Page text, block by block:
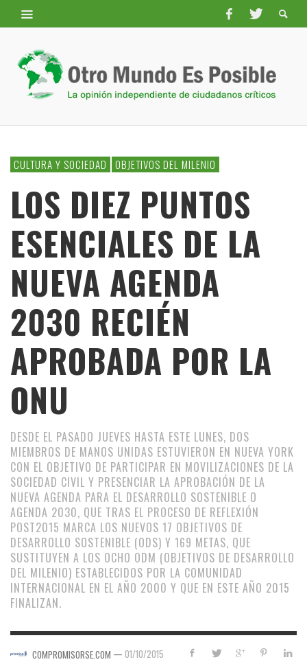
CULTURA Y SOCIEDAD OBJETIVOS DEL MILENIO
LOS DIEZ PUNTOS
ESENCIALES DE LA
NUEVA AGENDA
2030 RECIÉN
APROBADA POR LA
ONU
DESDE EL PASADO JUEVES HASTA ESTE LUNES, DOS
MIEMBROS DE MANOS UNIDAS ESTUVIERON EN NUEVA YORK
CON EL OBJETIVO DE PARTICIPAR EN MOVILIZACIONES DE LA
SOCIEDAD CIVIL Y PRESENCIAR LA APROBACIÓN DE LA
NUEVA AGENDA PARA EL DESARROLLO SOSTENIBLE O
AGENDA 2030, QUE TRAS EL PROCESO DE REFLEXIÓN
POST2015 MARCA LOS NUEVOS 17 OBJETIVOS DE
DESARROLLO SOSTENIBLE (ODS) Y 169 METAS, QUE
SUSTITUYEN A LOS OCHO ODM (OBJETIVOS DE DESARROLLO
DEL MILENIO) ESTABLECIDOS POR LA COMUNIDAD
INTERNACIONAL EN EL AÑO 2000 Y QUE EN ESTE AÑO 2015
FINALIZAN.
COMPROMISORSE.COM — 01/10/2015